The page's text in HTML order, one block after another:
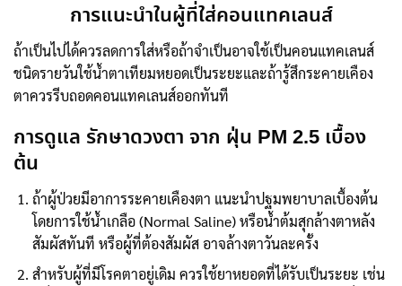
การแนะนำในผู้ที่ใส่คอนแทคเลนส์
ถ้าเป็นไปได้ควรลดการใส่หรือถ้าจำเป็นอาจใช้เป็นคอนแทคเลนส์
ชนิดรายวันใช้น้ำตาเทียมหยอดเป็นระยะและถ้ารู้สึกระคายเคือง
ตาควรรีบถอดคอนแทคเลนส์ออกทันที
การดูแล รักษาดวงตา จาก ฝุ่น PM 2.5 เบื้อง
ต้น
ถ้าผู้ป่วยมีอาการระคายเคืองตา แนะนำปฐมพยาบาลเบื้องต้น
โดยการใช้น้ำเกลือ (Normal Saline) หรือน้ำต้มสุกล้างตาหลัง
สัมผัสทันที หรือผู้ที่ต้องสัมผัส อาจล้างตาวันละครั้ง
สำหรับผู้ที่มีโรคตาอยู่เดิม ควรใช้ยาหยอดที่ได้รับเป็นระยะ เช่น